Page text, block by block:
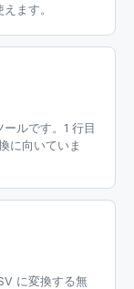
ます。
ルです。1 行目
に向いていま
に変換する無